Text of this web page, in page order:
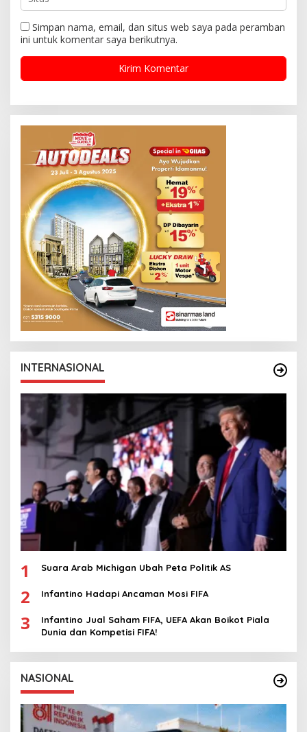
Simpan nama, email, dan situs web saya pada peramban
ini untuk komentar saya berikutnya.
INTERNASIONAL
1 Suara Arab Michigan Ubah Peta Politik AS
2 Infantino Hadapi Ancaman Mosi FIFA
3
Infantino Jual Saham FIFA, UEFA Akan Boikot Piala
Dunia dan Kompetisi FIFA!
NASIONAL